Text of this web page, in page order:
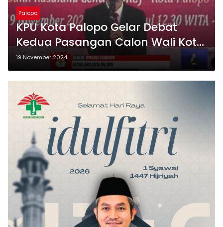
Palopo
KPU Kota Palopo Gelar Debat
Kedua Pasangan Calon Wali Kota
dan Wakil Wali Kota
19 November 2024